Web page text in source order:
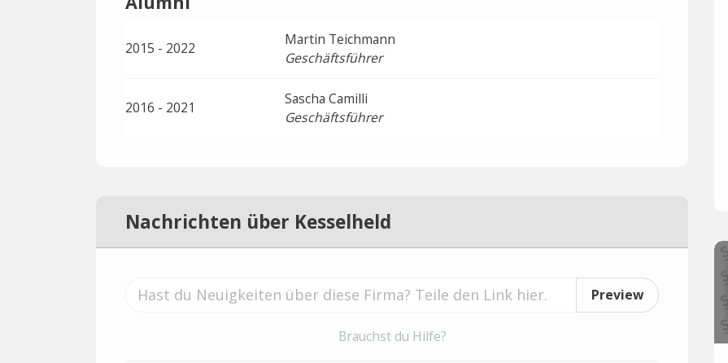
2015 - 2022
Martin Teichmann
Geschäftsführer
2016 - 2021
Sascha Camilli
Geschäftsführer
Nachrichten über Kesselheld
Preview
Brauchst du Hilfe?